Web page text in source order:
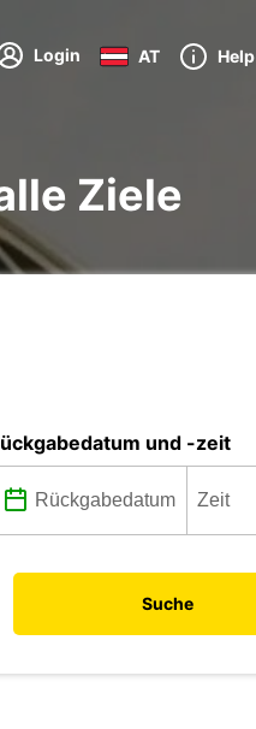
Login AT Help
Ziele
und -zeit
Suche